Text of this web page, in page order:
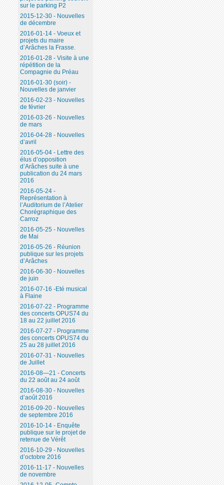
sur le parking P2
2015-12-30 - Nouvelles
de décembre
2016-01-14 - Voeux et
projets du maire
d’Arâches la Frasse.
2016-01-28 - Visite à une
répétition de la
Compagnie du Préau
2016-01-30 (soir) -
Nouvelles de janvier
2016-02-23 - Nouvelles
de février
2016-03-26 - Nouvelles
de mars
2016-04-28 - Nouvelles
d’avril
2016-05-04 - Lettre des
élus d’opposition
d’Arâches suite à une
publication du 24 mars
2016
2016-05-24 -
Représentation à
l’Auditorium de l’Atelier
Chorégraphique des
Carroz
2016-05-25 - Nouvelles
de Mai
2016-05-26 - Réunion
publique sur les projets
d’Arâches
2016-06-30 - Nouvelles
de juin
2016-07-16 -Eté musical
à Flaine
2016-07-22 - Programme
des concerts OPUS74 du
18 au 22 juillet 2016
2016-07-27 - Programme
des concerts OPUS74 du
25 au 28 juillet 2016
2016-07-31 - Nouvelles
de Juillet
2016-08—21 - Concerts
du 22 août au 24 août
2016-08-30 - Nouvelles
d’août 2016
2016-09-20 - Nouvelles
de septembre 2016
2016-10-14 - Enquête
publique sur le projet de
retenue de Vérêt
2016-10-29 - Nouvelles
d’octobre 2016
2016-11-17 - Nouvelles
de novembre